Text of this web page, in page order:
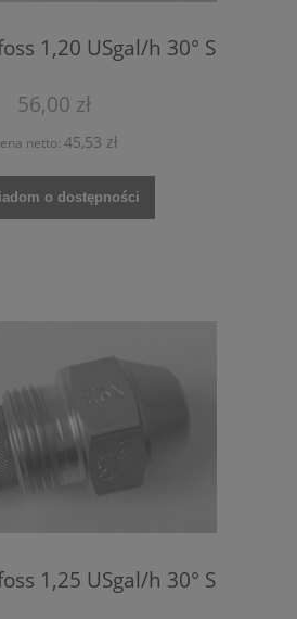
1,20 USgal/h 30° S
56,00 zł
netto: 45,53 zł
o dostępności
1,25 USgal/h 30° S